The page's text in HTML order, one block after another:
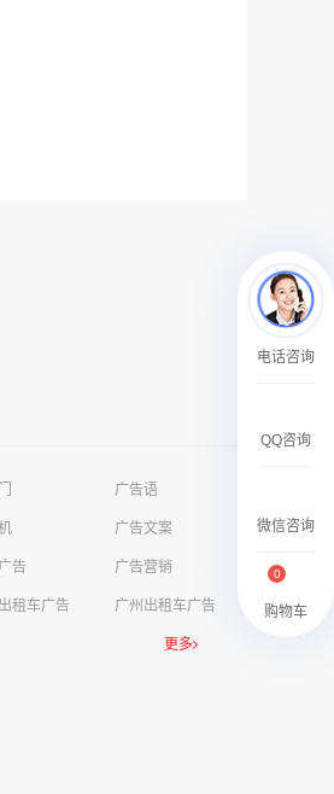
腾讯视频APP开屏广告_刊例价5折
电话咨询
QQ咨询
微信咨询
购物车
0
广告语
广告文案
告 广告营销
租车广告 广州出租车广告
更多